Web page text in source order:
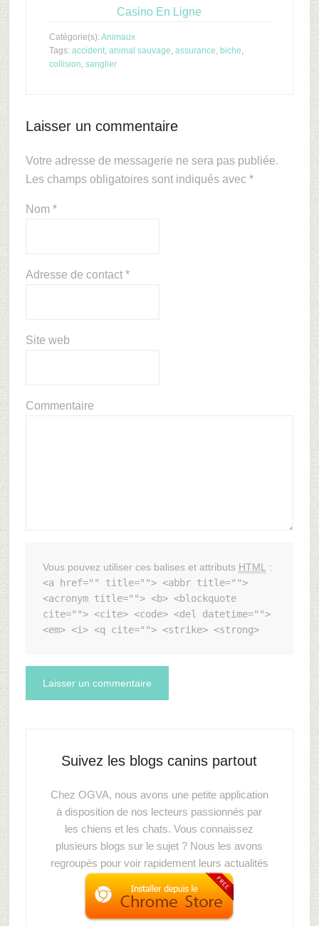
Casino En Ligne
Catégorie(s): Animaux
Tags: accident, animal sauvage, assurance, biche,
collision, sanglier
Laisser un commentaire
Votre adresse de messagerie ne sera pas publiée.
Les champs obligatoires sont indiqués avec *
Nom *
Adresse de contact *
Site web
Commentaire
Vous pouvez utiliser ces balises et attributs HTML
:
<a href="" title=""> <abbr title="">
<acronym title=""> <b> <blockquote
cite=""> <cite> <code> <del datetime="">
<em> <i> <q cite=""> <strike> <strong>
Suivez les blogs canins partout
Chez OGVA, nous avons une petite application
à disposition de nos lecteurs passionnés par
les chiens et les chats. Vous connaissez
plusieurs blogs sur le sujet ? Nous les avons
regroupés pour voir rapidement leurs actualités